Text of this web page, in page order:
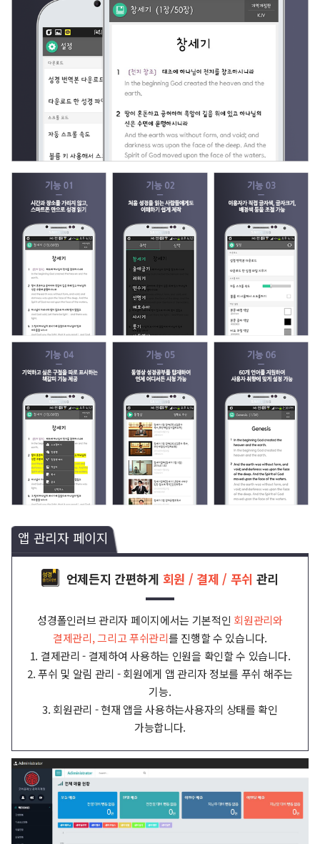
앱 관리자 페이지
언제든지 간편하게 회원 / 결제 / 푸쉬 관리
성경폴인러브 관리자 페이지에서는 기본적인 회원관리와
결제관리, 그리고 푸쉬관리를 진행할 수 있습니다.
1. 결제관리 - 결제하여 사용하는 인원을 확인할 수 있습니다.
2. 푸쉬 및 알림 관리 - 회원에게 앱 관리자 정보를 푸쉬 해주는
기능.
3. 회원관리 - 현재 앱을 사용하는사용자의 상태를 확인
가능합니다.